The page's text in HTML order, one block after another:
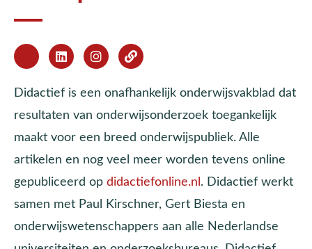
Didactief is een onafhankelijk onderwijsvakblad dat
resultaten van onderwijsonderzoek toegankelijk
maakt voor een breed onderwijspubliek. Alle
artikelen en nog veel meer worden tevens online
gepubliceerd op didactiefonline.nl . Didactief werkt
samen met Paul Kirschner, Gert Biesta en
onderwijswetenschappers aan alle Nederlandse